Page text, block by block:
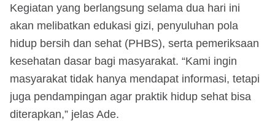
Kegiatan yang berlangsung selama dua hari ini
akan melibatkan edukasi gizi, penyuluhan pola
hidup bersih dan sehat (PHBS), serta pemeriksaan
kesehatan dasar bagi masyarakat. “Kami ingin
masyarakat tidak hanya mendapat informasi, tetapi
juga pendampingan agar praktik hidup sehat bisa
diterapkan,” jelas Ade.